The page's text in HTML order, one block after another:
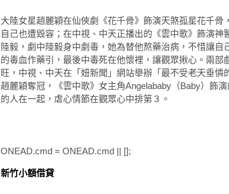
大陸女星趙麗穎在仙俠劇《花千骨》飾演天煞孤星花千骨
自己也遭毀容；在中視、中天正播出的《雲中歌》飾演神
陸毅，劇中陸毅身中劇毒，她為替他熬藥治病，不惜讓自
的毒血作藥引，最後中毒死在他懷裡，讓觀眾揪心。兩部
旺，中視、中天在「妞新聞」網站舉辦「最不受老天垂憐
趙麗穎奪冠，《雲中歌》女主角Angelababy（Baby）飾
的人在一起，虐心情節在觀眾心中排第３。
ONEAD.cmd = ONEAD.cmd || [];
新竹小額借貸